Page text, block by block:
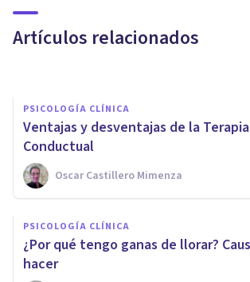
Artículos relacionados
negativos
PSICOLOGÍA CLÍNICA
Ventajas y desventajas de la
Conductual
Oscar Castillero Mimenza
PSICOLOGÍA CLÍNICA
¿Por qué tengo ganas de llorar?
hacer
PSICOLOGÍA CLÍNICA
Vamos a destruir las
que te crean ansiedad:
de las ideas